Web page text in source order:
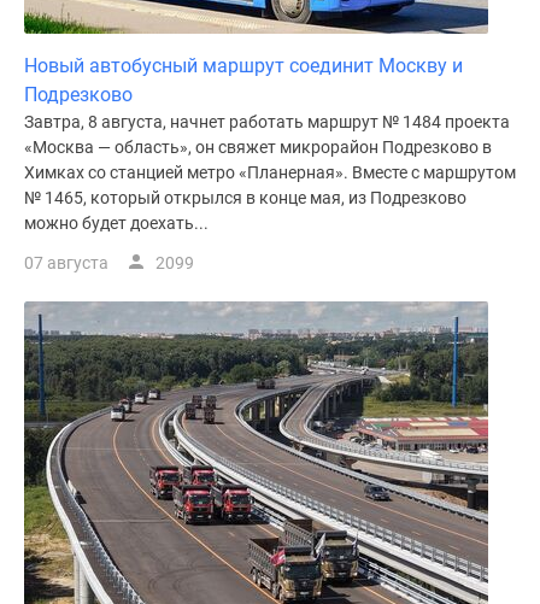
Новый автобусный маршрут соединит Москву и
Подрезково
Завтра, 8 августа, начнет работать маршрут № 1484 проекта
«Москва — область», он свяжет микрорайон Подрезково в
Химках со станцией метро «Планерная». Вместе с маршрутом
№ 1465, который открылся в конце мая, из Подрезково
можно будет доехать...
07 августа 2099